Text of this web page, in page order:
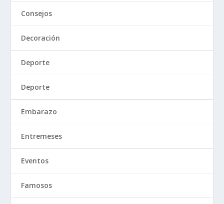
Consejos
Decoración
Deporte
Deporte
Embarazo
Entremeses
Eventos
Famosos